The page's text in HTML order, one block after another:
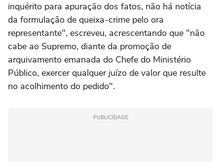
inquérito para apuração dos fatos, não há notícia
da formulação de queixa-crime pelo ora
representante", escreveu, acrescentando que "não
cabe ao Supremo, diante da promoção de
arquivamento emanada do Chefe do Ministério
Público, exercer qualquer juízo de valor que resulte
no acolhimento do pedido".
PUBLICIDADE